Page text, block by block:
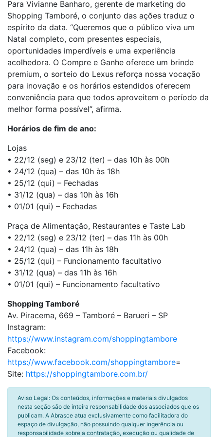
Para Vivianne Banharo, gerente de marketing do
Shopping Tamboré, o conjunto das ações traduz o
espírito da data. “Queremos que o público viva um
Natal completo, com presentes especiais,
oportunidades imperdíveis e uma experiência
acolhedora. O Compre e Ganhe oferece um brinde
premium, o sorteio do Lexus reforça nossa vocação
para inovação e os horários estendidos oferecem
conveniência para que todos aproveitem o período da
melhor forma possível”, afirma.
Horários de fim de ano:
Lojas
• 22/12 (seg) e 23/12 (ter) – das 10h às 00h
• 24/12 (qua) – das 10h às 18h
• 25/12 (qui) – Fechadas
• 31/12 (qua) – das 10h às 16h
• 01/01 (qui) – Fechadas
Praça de Alimentação, Restaurantes e Taste Lab
• 22/12 (seg) e 23/12 (ter) – das 11h às 00h
• 24/12 (qua) – das 11h às 18h
• 25/12 (qui) – Funcionamento facultativo
• 31/12 (qua) – das 11h às 16h
• 01/01 (qui) – Funcionamento facultativo
Shopping Tamboré
Av. Piracema, 669 – Tamboré – Barueri – SP
Instagram:
https://www.instagram.com/shoppingtambore
Facebook:
https://www.facebook.com/shoppingtambore=
Site: https://shoppingtambore.com.br/
Aviso Legal: Os conteúdos, informações e materiais divulgados
nesta seção são de inteira responsabilidade dos associados que os
publicam. A Abrasce atua exclusivamente como facilitadora do
espaço de divulgação, não possuindo qualquer ingerência ou
responsabilidade sobre a contratação, execução ou qualidade de